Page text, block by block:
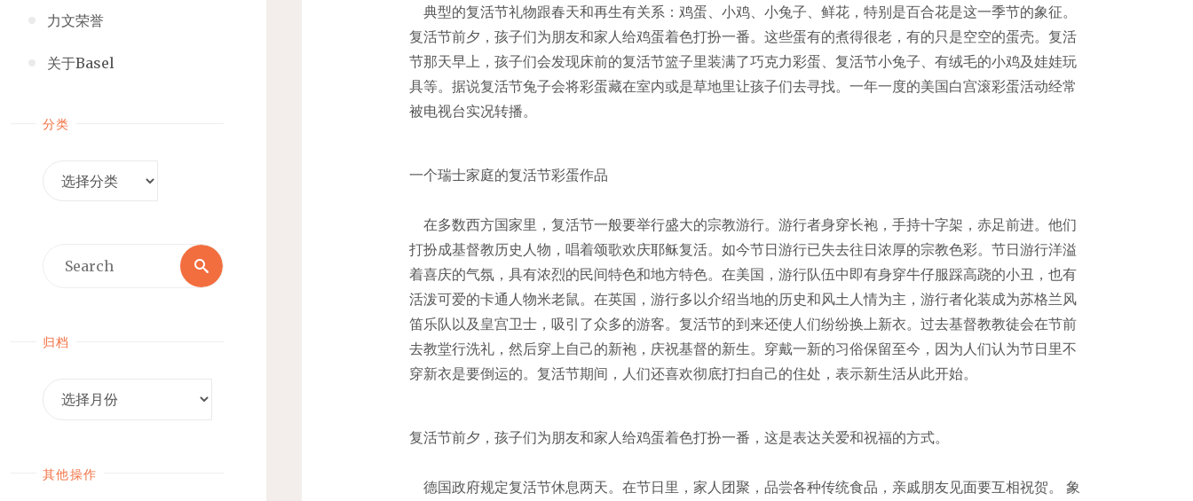
力文荣誉
关于Basel
分类
Search
Search
归档
其他操作
典型的复活节礼物跟春天和再生有关系：鸡蛋、小鸡、小兔子、鲜花，特别是百合花是这一季节的象征。
复活节前夕，孩子们为朋友和家人给鸡蛋着色打扮一番。这些蛋有的煮得很老，有的只是空空的蛋壳。复活
节那天早上，孩子们会发现床前的复活节篮子里装满了巧克力彩蛋、复活节小兔子、有绒毛的小鸡及娃娃玩
具等。据说复活节兔子会将彩蛋藏在室内或是草地里让孩子们去寻找。一年一度的美国白宫滚彩蛋活动经常
被电视台实况转播。
一个瑞士家庭的复活节彩蛋作品
在多数西方国家里，复活节一般要举行盛大的宗教游行。游行者身穿长袍，手持十字架，赤足前进。他们
打扮成基督教历史人物，唱着颂歌欢庆耶稣复活。如今节日游行已失去往日浓厚的宗教色彩。节日游行洋溢
着喜庆的气氛，具有浓烈的民间特色和地方特色。在美国，游行队伍中即有身穿牛仔服踩高跷的小丑，也有
活泼可爱的卡通人物米老鼠。在英国，游行多以介绍当地的历史和风土人情为主，游行者化装成为苏格兰风
笛乐队以及皇宫卫士，吸引了众多的游客。复活节的到来还使人们纷纷换上新衣。过去基督教教徒会在节前
去教堂行洗礼，然后穿上自己的新袍，庆祝基督的新生。穿戴一新的习俗保留至今，因为人们认为节日里不
穿新衣是要倒运的。复活节期间，人们还喜欢彻底打扫自己的住处，表示新生活从此开始。
复活节前夕，孩子们为朋友和家人给鸡蛋着色打扮一番，这是表达关爱和祝福的方式。
德国政府规定复活节休息两天。在节日里，家人团聚，品尝各种传统食品，亲戚朋友见面要互相祝贺。 象